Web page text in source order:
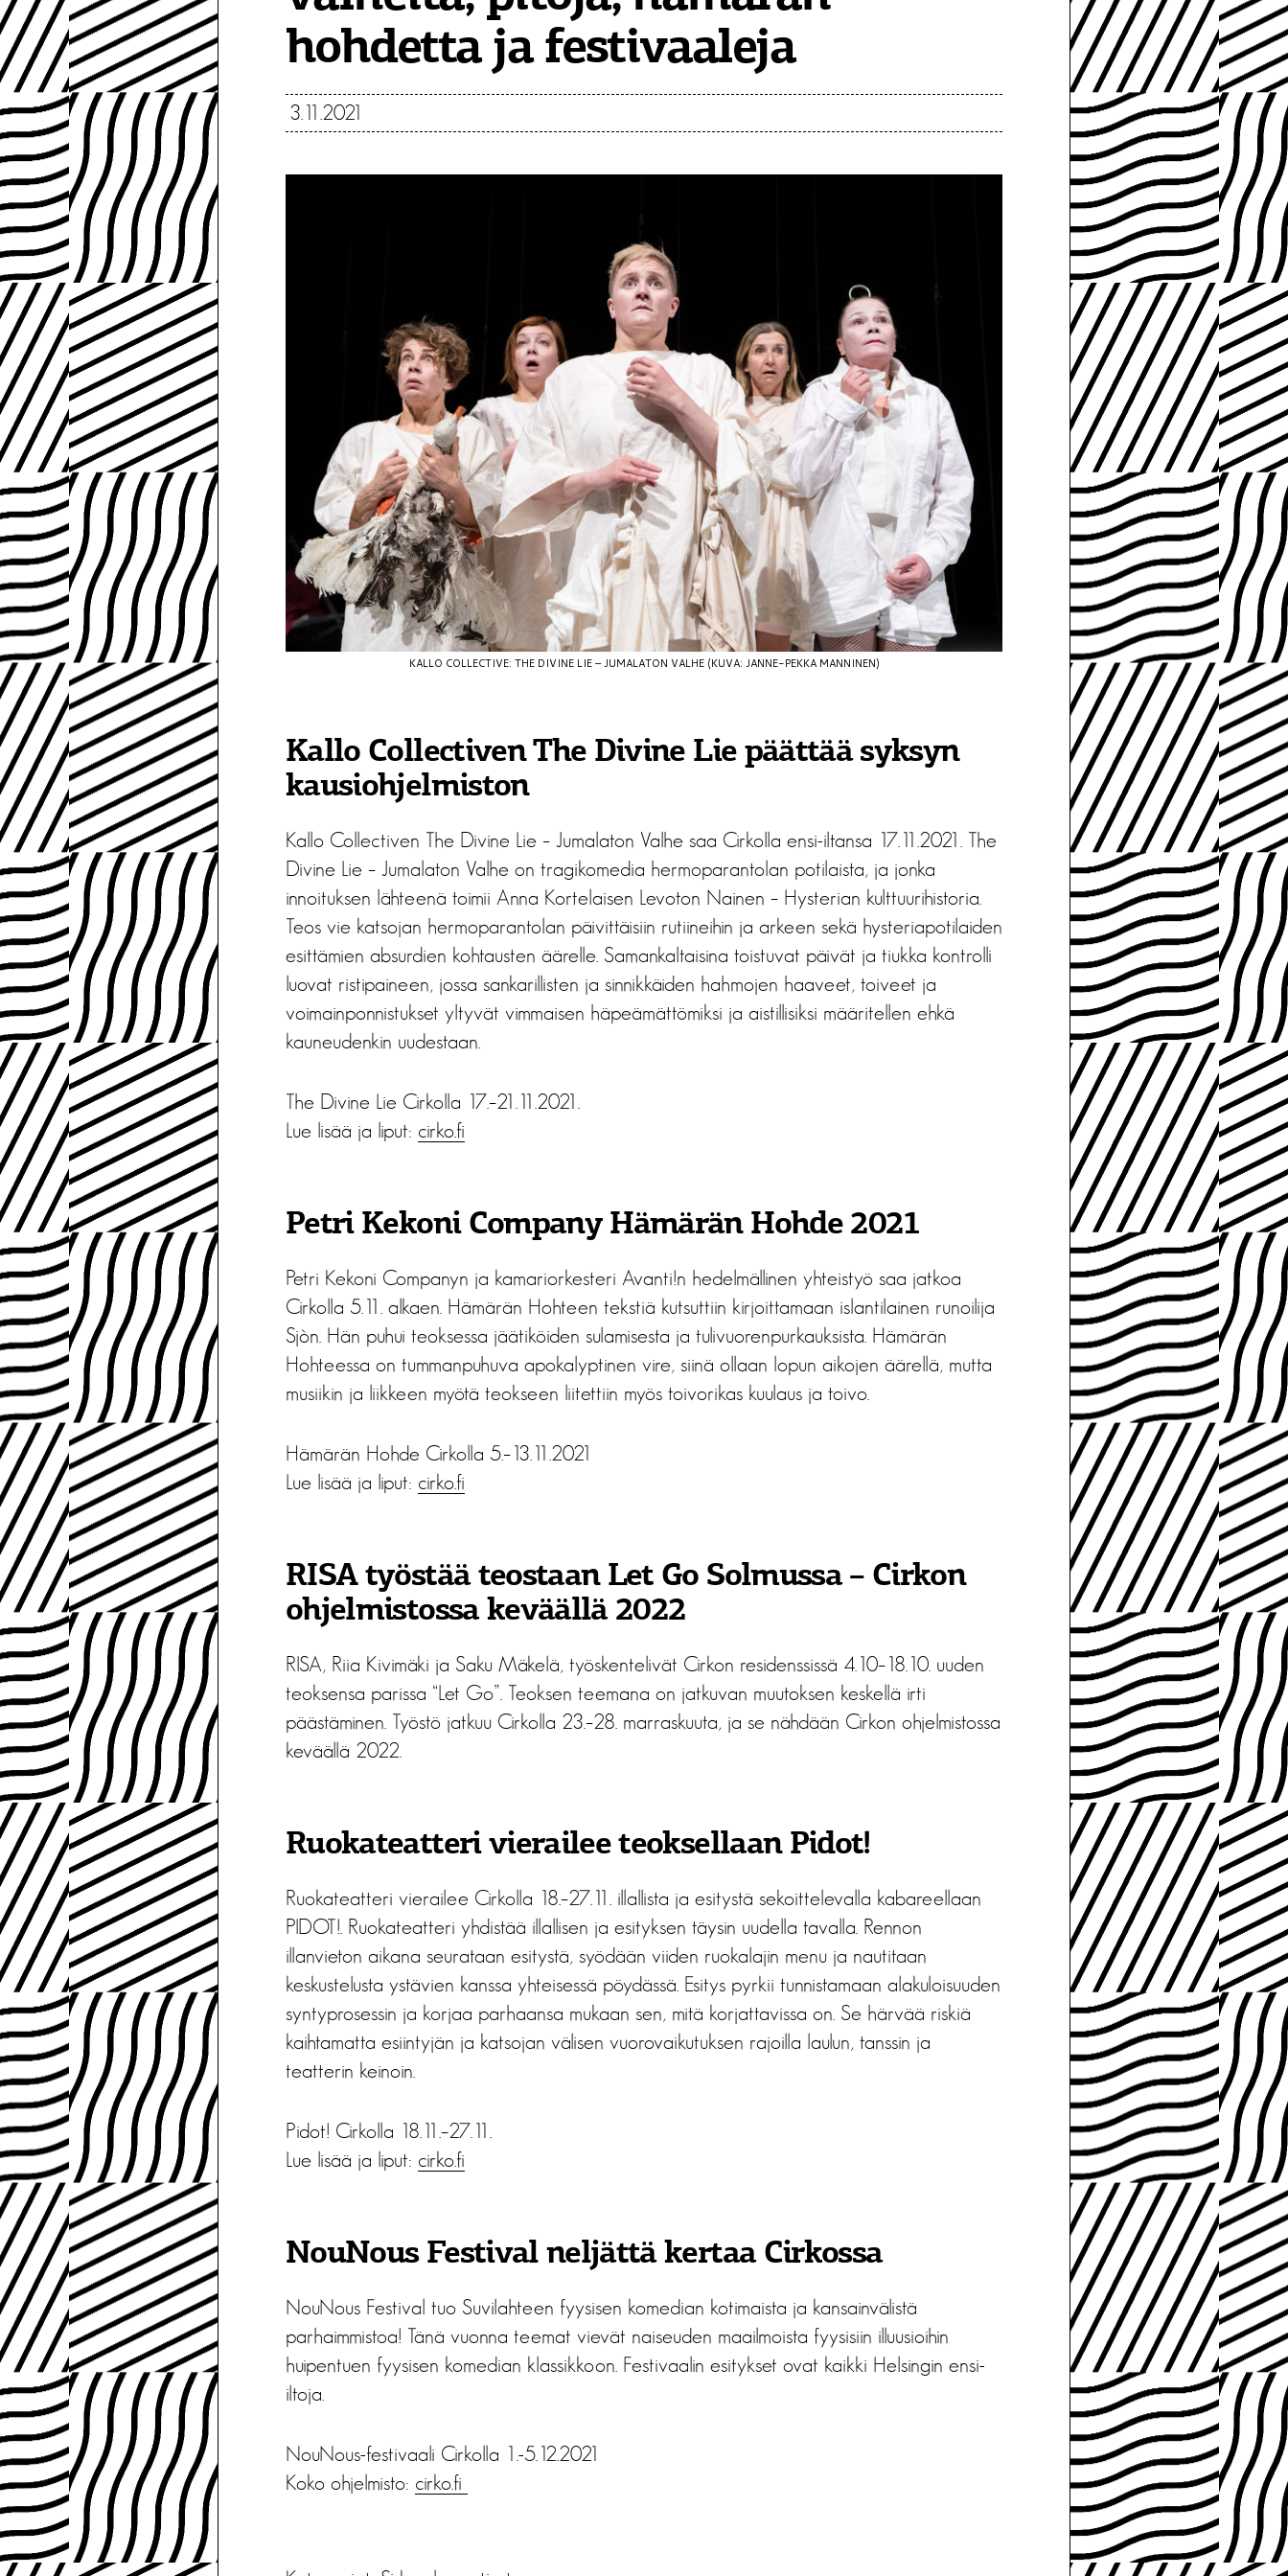
hohdetta ja festivaaleja
3.11.2021
KALLO COLLECTIVE: THE DIVINE LIE – JUMALATON VALHE (KUVA: JANNE-PEKKA MANNINEN)
Kallo Collectiven The Divine Lie päättää syksyn
kausiohjelmiston
Kallo Collectiven The Divine Lie – Jumalaton Valhe saa Cirkolla ensi-iltansa 17.11.2021. The
Divine Lie – Jumalaton Valhe on tragikomedia hermoparantolan potilaista, ja jonka
innoituksen lähteenä toimii Anna Kortelaisen Levoton Nainen – Hysterian kulttuurihistoria.
Teos vie katsojan hermoparantolan päivittäisiin rutiineihin ja arkeen sekä hysteriapotilaiden
esittämien absurdien kohtausten äärelle. Samankaltaisina toistuvat päivät ja tiukka kontrolli
luovat ristipaineen, jossa sankarillisten ja sinnikkäiden hahmojen haaveet, toiveet ja
voimainponnistukset yltyvät vimmaisen häpeämättömiksi ja aistillisiksi määritellen ehkä
kauneudenkin uudestaan.
The Divine Lie Cirkolla 17.–21.11.2021.
Lue lisää ja liput: cirko.fi
Petri Kekoni Company Hämärän Hohde 2021
Petri Kekoni Companyn ja kamariorkesteri Avanti!n hedelmällinen yhteistyö saa jatkoa
Cirkolla 5.11. alkaen. Hämärän Hohteen tekstiä kutsuttiin kirjoittamaan islantilainen runoilija
Sjòn. Hän puhui teoksessa jäätiköiden sulamisesta ja tulivuorenpurkauksista. Hämärän
Hohteessa on tummanpuhuva apokalyptinen vire, siinä ollaan lopun aikojen äärellä, mutta
musiikin ja liikkeen myötä teokseen liitettiin myös toivorikas kuulaus ja toivo.
Hämärän Hohde Cirkolla 5.–13.11.2021
Lue lisää ja liput: cirko.fi
RISA työstää teostaan Let Go Solmussa – Cirkon
ohjelmistossa keväällä 2022
RISA, Riia Kivimäki ja Saku Mäkelä, työskentelivät Cirkon residenssissä 4.10–18.10. uuden
teoksensa parissa “Let Go”. Teoksen teemana on jatkuvan muutoksen keskellä irti
päästäminen. Työstö jatkuu Cirkolla 23.–28. marraskuuta, ja se nähdään Cirkon ohjelmistossa
keväällä 2022.
Ruokateatteri vierailee teoksellaan Pidot!
Ruokateatteri vierailee Cirkolla 18.–27.11. illallista ja esitystä sekoittelevalla kabareellaan
PIDOT!. Ruokateatteri yhdistää illallisen ja esityksen täysin uudella tavalla. Rennon
illanvieton aikana seurataan esitystä, syödään viiden ruokalajin menu ja nautitaan
keskustelusta ystävien kanssa yhteisessä pöydässä. Esitys pyrkii tunnistamaan alakuloisuuden
syntyprosessin ja korjaa parhaansa mukaan sen, mitä korjattavissa on. Se härvää riskiä
kaihtamatta esiintyjän ja katsojan välisen vuorovaikutuksen rajoilla laulun, tanssin ja
teatterin keinoin.
Pidot! Cirkolla 18.11.–27.11.
Lue lisää ja liput: cirko.fi
NouNous Festival neljättä kertaa Cirkossa
NouNous Festival tuo Suvilahteen fyysisen komedian kotimaista ja kansainvälistä
parhaimmistoa! Tänä vuonna teemat vievät naiseuden maailmoista fyysisiin illuusioihin
huipentuen fyysisen komedian klassikkoon. Festivaalin esitykset ovat kaikki Helsingin ensi-
iltoja.
NouNous-festivaali Cirkolla 1.-5.12.2021
Koko ohjelmisto: cirko.fi